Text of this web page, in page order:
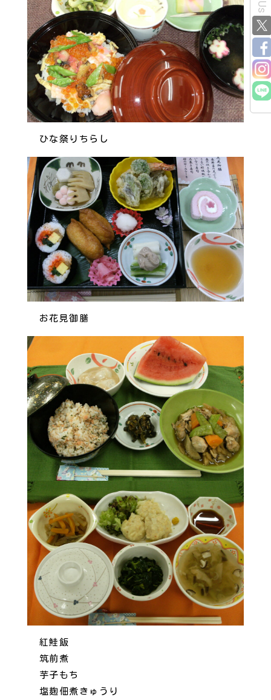
ひな祭りちらし
お花見御膳
紅鮭飯
筑前煮
芋子もち
塩麹佃煮きゅうり